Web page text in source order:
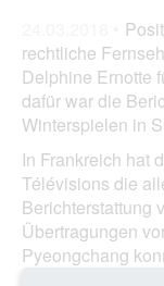
rechtliche
Delphine Ernotte
dafür war die
Winterspielen in
In Frankreich hat
Télévisions die
Berichterstattung
Übertragungen
Pyeongchang